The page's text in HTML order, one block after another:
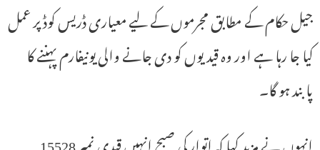
جیل حکام کے مطابق مجرموں کے لیے معیاری ڈریس کوڈ پر عمل
کیا جا رہا ہے اور وہ قیدیوں کو دی جانے والی یونیفارم پہننے کا
پابند ہو گا۔